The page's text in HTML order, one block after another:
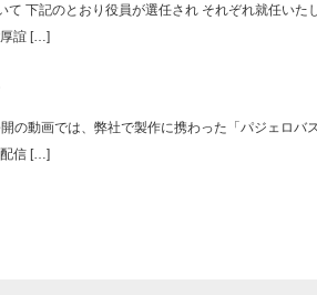
下記のとおり役員が選任され それぞれ就任いた
厚誼 […]
の動画では、弊社で製作に携わった「パジェロバ
配信 […]